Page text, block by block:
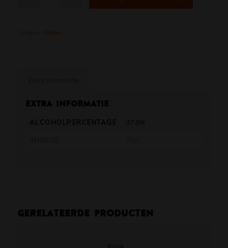
Wodka
Extra informatie
ALCOHOLPERCENTAGE 37.5%
Gerelateerde producten